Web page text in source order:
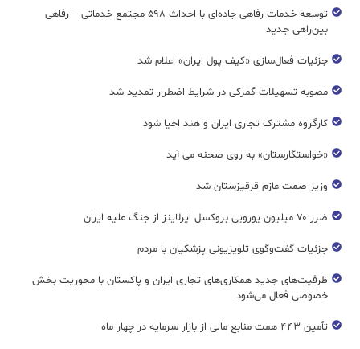
توسعه خدمات رفاهی جاده‌ای با احداث ۵۹۸ مجتمع خدماتی – رفاهی
بین‌راهی جدید
جزئیات فعال‌سازی «کیف پول ایران» اعلام شد
مصوبه تسهیلات گمرکی در شرایط اضطرار تمدید شد
کارگروه مشترک تجاری ایران و هند احیا شود
«خواستگارستان» به روی صحنه می آید
وزیر صمت عازم قرقیزستان شد
ضرر ۷۰ میلیون یورویی بروکسل ایرلاینز از جنگ علیه ایران
جزئیات گفت‌وگوی تلویزیونی پزشکیان با مردم
ظرفیت‌های جدید همکاری‌های تجاری ایران و پاکستان با محوریت بخش
خصوصی فعال می‌شود
تأمین ۴۴۳ همت منابع مالی از بازار سرمایه در چهار ماه